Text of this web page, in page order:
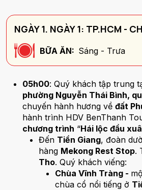
NGÀY 1. NGÀY 1: TP.HCM -
BỮA ĂN: Sáng - Trưa
05h00: Quý khách tập trung
phường Nguyễn Thái Bình,
chuyến hành hương về đất
hành trình HDV BenThanh
chương trình “Hái lộc đầu
Đến Tiền Giang, đoàn
hàng Mekong Rest Stop.
Tho. Quý khách viếng:
Chùa Vĩnh Tràng -
chùa cổ nổi tiếng ở